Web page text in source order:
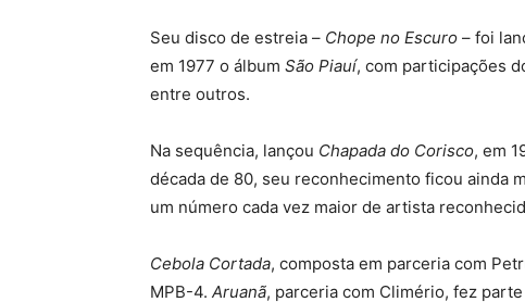
Seu disco de estreia – Chope no Escuro – foi
em 1977 o álbum São Piauí, com participações
entre outros.
Na sequência, lançou Chapada do Corisco, em
década de 80, seu reconhecimento ficou ainda
um número cada vez maior de artista
Cebola Cortada, composta em parceria com
MPB-4. Aruanã, parceria com Climério, fez